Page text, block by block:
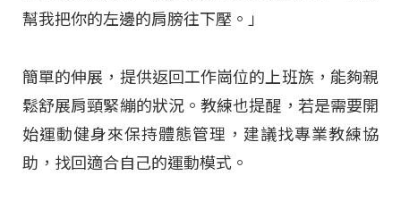
幫我把你的左邊的肩膀往下壓。」
簡單的伸展，提供返回工作崗位的上班族，能夠親
鬆舒展肩頸緊繃的狀況。教練也提醒，若是需要開
始運動健身來保持體態管理，建議找專業教練協
助，找回適合自己的運動模式。